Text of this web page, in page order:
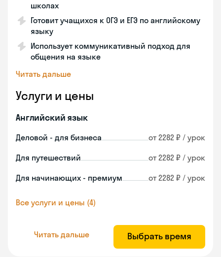
школах
Готовит учащихся к ОГЭ и ЕГЭ по английскому
языку
Использует коммуникативный подход для
общения на языке
Читать дальше
Услуги и цены
Английский язык
Деловой - для бизнеса от 2282 ₽ / урок
Для путешествий от 2282 ₽ / урок
Для начинающих - премиум от 2282 ₽ / урок
Все услуги и цены (4)
Читать дальше Выбрать время